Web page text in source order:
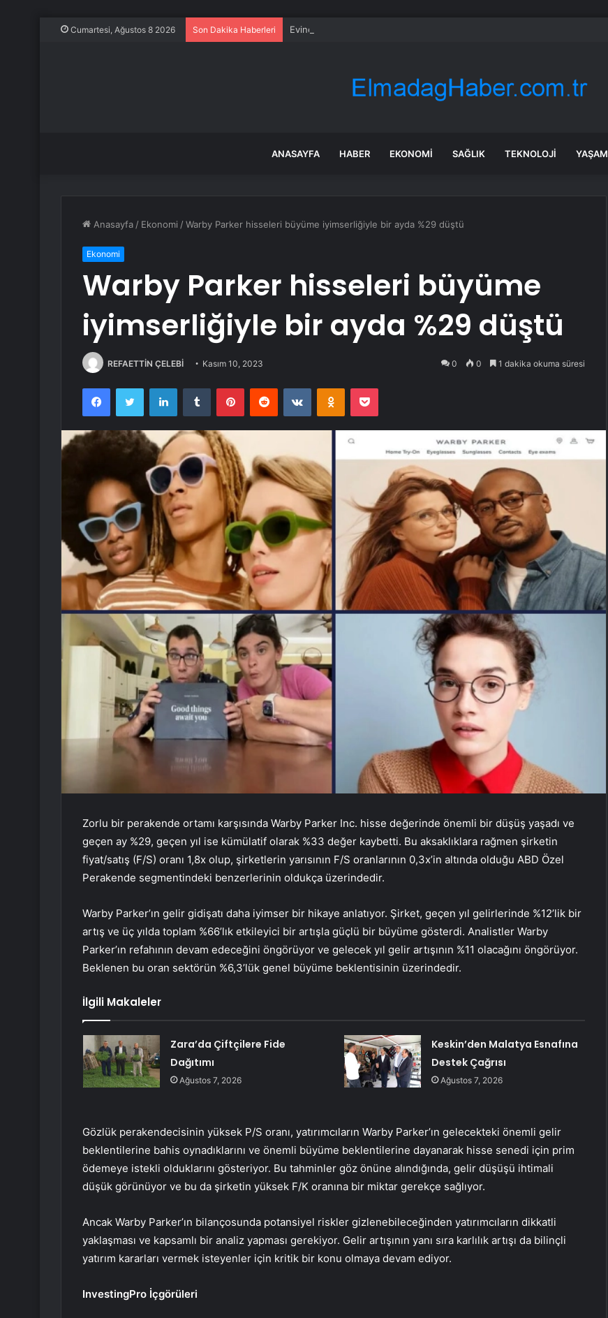
Cumartesi, Ağustos 8 2026 Son Dakika Haberleri Evine tadilat yapan çift, gizli bölmede deste deste para buldu
ANASAYFA HABER EKONOMI SAĞLIK TEKNOLOJI YAŞAM
Anasayfa / Ekonomi /Warby Parker hisseleri büyüme iyimserliğiyle bir ayda %29 düştü
Ekonomi
Warby Parker hisseleri büyüme
iyimserliğiyle bir ayda %29 düştü
REFAETTİN ÇELEBİ Kasım 10, 2023 0 0 1 dakika okuma süresi
FacebookTwitter LinkedInTumblr PinterestReddit VKontakteOdnoklassniki
Pocket
Zorlu bir perakende ortamı karşısında Warby Parker Inc. hisse değerinde önemli bir düşüş yaşadı ve
geçen ay %29, geçen yıl ise kümülatif olarak %33 değer kaybetti. Bu aksaklıklara rağmen şirketin
fiyat/satış (F/S) oranı 1,8x olup, şirketlerin yarısının F/S oranlarının 0,3x’in altında olduğu ABD Özel
Perakende segmentindeki benzerlerinin oldukça üzerindedir.
Warby Parker’ın gelir gidişatı daha iyimser bir hikaye anlatıyor. Şirket, geçen yıl gelirlerinde %12’lik bir
artış ve üç yılda toplam %66’lık etkileyici bir artışla güçlü bir büyüme gösterdi. Analistler Warby
Parker’ın refahının devam edeceğini öngörüyor ve gelecek yıl gelir artışının %11 olacağını öngörüyor.
Beklenen bu oran sektörün %6,3’lük genel büyüme beklentisinin üzerindedir.
İlgili Makaleler
Zara’da Çiftçilere Fide
Dağıtımı
Ağustos 7, 2026
Keskin’den Malatya Esnafına
Destek Çağrısı
Ağustos 7, 2026
Gözlük perakendecisinin yüksek P/S oranı, yatırımcıların Warby Parker’ın gelecekteki önemli gelir
beklentilerine bahis oynadıklarını ve önemli büyüme beklentilerine dayanarak hisse senedi için prim
ödemeye istekli olduklarını gösteriyor. Bu tahminler göz önüne alındığında, gelir düşüşü ihtimali
düşük görünüyor ve bu da şirketin yüksek F/K oranına bir miktar gerekçe sağlıyor.
Ancak Warby Parker’ın bilançosunda potansiyel riskler gizlenebileceğinden yatırımcıların dikkatli
yaklaşması ve kapsamlı bir analiz yapması gerekiyor. Gelir artışının yanı sıra karlılık artışı da bilinçli
yatırım kararları vermek isteyenler için kritik bir konu olmaya devam ediyor.
InvestingPro İçgörüleri